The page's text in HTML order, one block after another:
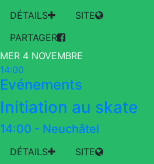
DÉTAILS
SITE
PARTAGER
MER 4 NOVEMBRE
14:00
Evénements
Initiation au skate
14:00 - Neuchâtel
DÉTAILS
SITE